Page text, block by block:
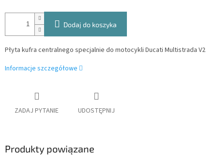
Dodaj do koszyka
Płyta kufra centralnego specjalnie do motocykli Ducati Multistrada V2
Informacje szczegółowe
ZADAJ PYTANIE UDOSTĘPNIJ
Produkty powiązane